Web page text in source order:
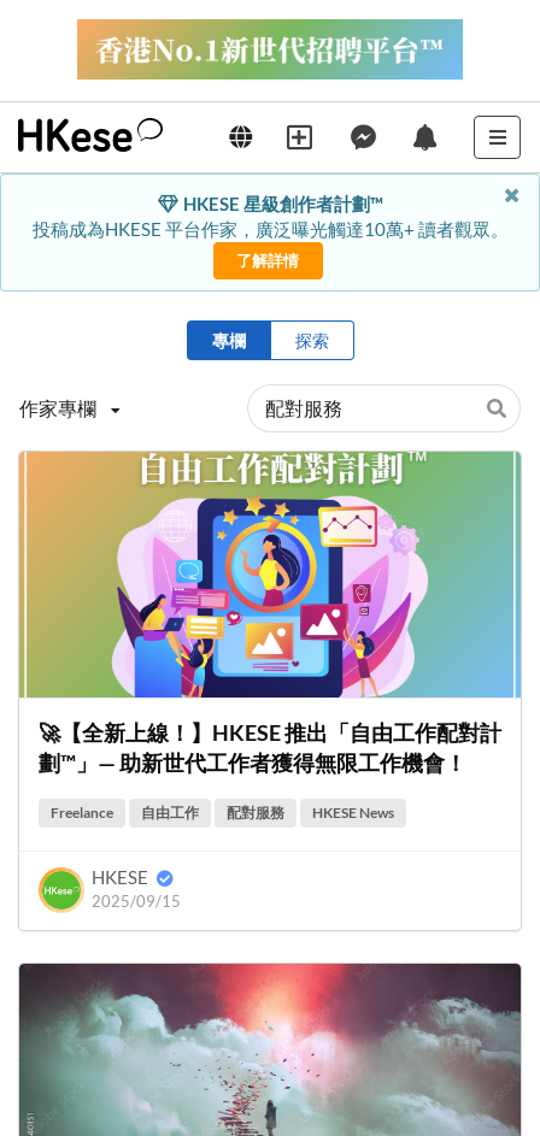
HKESE 星級創作者計劃™
投稿成為HKESE 平台作家，廣泛曝光觸達10萬+ 讀者觀眾。
了解詳情
專欄 探索
作家專欄
🚀【全新上線！】HKESE 推出「自由工作配對計
劃™」— 助新世代工作者獲得無限工作機會！
Freelance 自由工作 配對服務 HKESE News
HKESE
2025/09/15